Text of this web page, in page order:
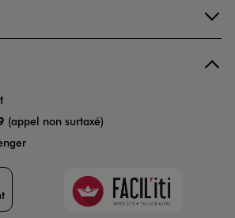
(appel non surtaxé)
Faciliti